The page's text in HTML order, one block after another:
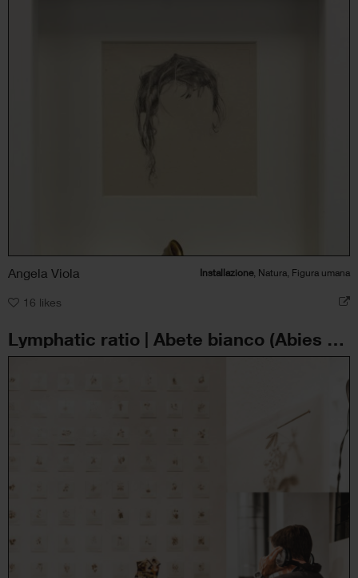
Angela Viola Installazione, Natura, Figura umana
16 likes
Lymphatic ratio | Abete bianco (Abies pectinata)